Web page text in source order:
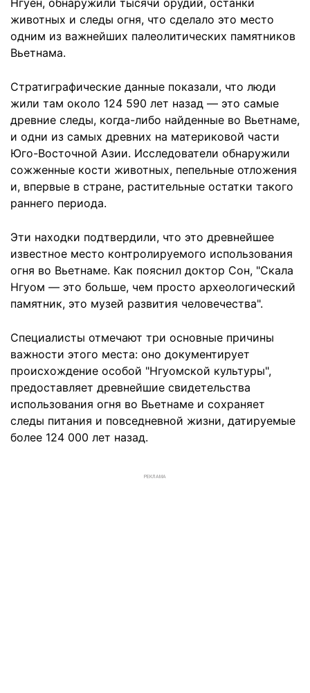
Нгуен, обнаружили тысячи орудий, останки
животных и следы огня, что сделало это место
одним из важнейших палеолитических памятников
Вьетнама.
Стратиграфические данные показали, что люди
жили там около 124 590 лет назад — это самые
древние следы, когда-либо найденные во Вьетнаме,
и одни из самых древних на материковой части
Юго-Восточной Азии. Исследователи обнаружили
сожженные кости животных, пепельные отложения
и, впервые в стране, растительные остатки такого
раннего периода.
Эти находки подтвердили, что это древнейшее
известное место контролируемого использования
огня во Вьетнаме. Как пояснил доктор Сон, "Скала
Нгуом — это больше, чем просто археологический
памятник, это музей развития человечества".
Специалисты отмечают три основные причины
важности этого места: оно документирует
происхождение особой "Нгуомской культуры",
предоставляет древнейшие свидетельства
использования огня во Вьетнаме и сохраняет
следы питания и повседневной жизни, датируемые
более 124 000 лет назад.
РЕКЛАМА